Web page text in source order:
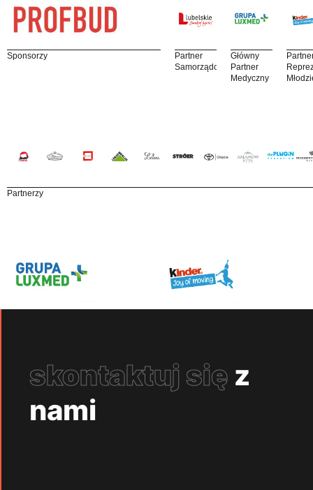
Sponsorzy
Partner
Samorządowy
Główny
Partner
Medyczny
Partnerzy
skontaktuj się z
nami